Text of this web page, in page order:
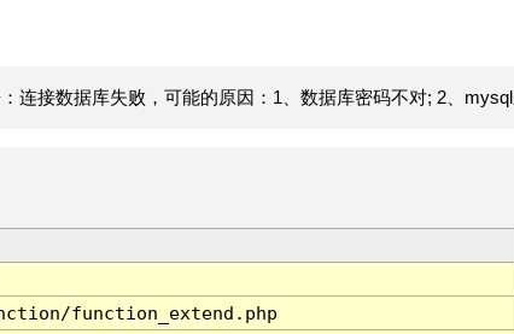
连接数据库失败，可能的原因：1、数据库密码不对; 2、mysql
function_extend.php